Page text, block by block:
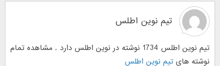
تیم نوین اطلس
تیم نوین اطلس 1734 نوشته در نوین اطلس دارد . مشاهده تمام
نوشته های تیم نوین اطلس